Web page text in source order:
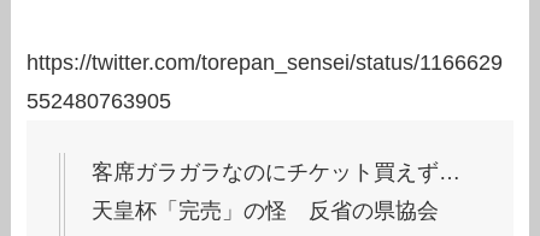
https://twitter.com/torepan_sensei/status/1166629
552480763905
客席ガラガラなのにチケット買えず…
天皇杯「完売」の怪 反省の県協会